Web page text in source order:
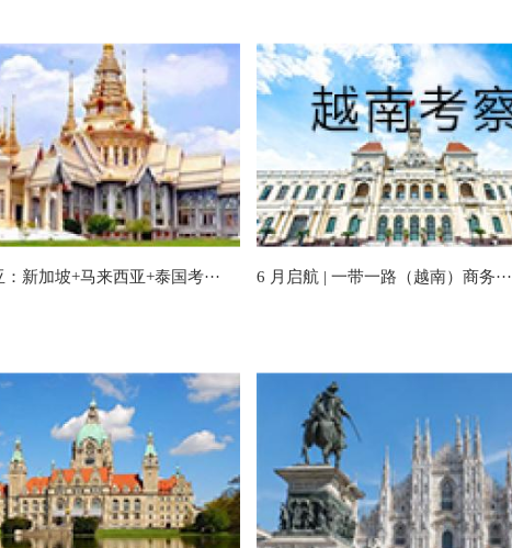
新加坡+马来西亚+泰国考··· 6 月启航 | 一带一路（越南）商务···